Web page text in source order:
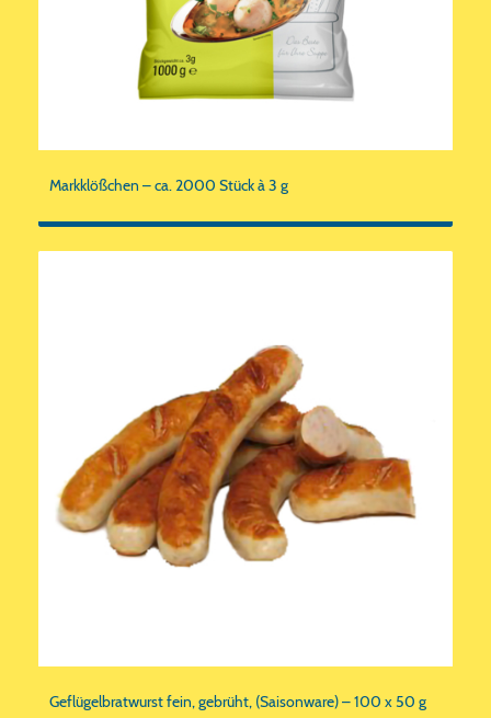
Markklößchen – ca. 2000 Stück à 3 g
Geflügelbratwurst fein, gebrüht, (Saisonware) – 100 x 50 g